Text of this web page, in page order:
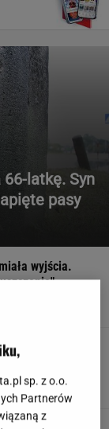
66-latkę. Syn
pasy
wyjścia.
1:0 i
sp. z o.o.
Partnerów
z